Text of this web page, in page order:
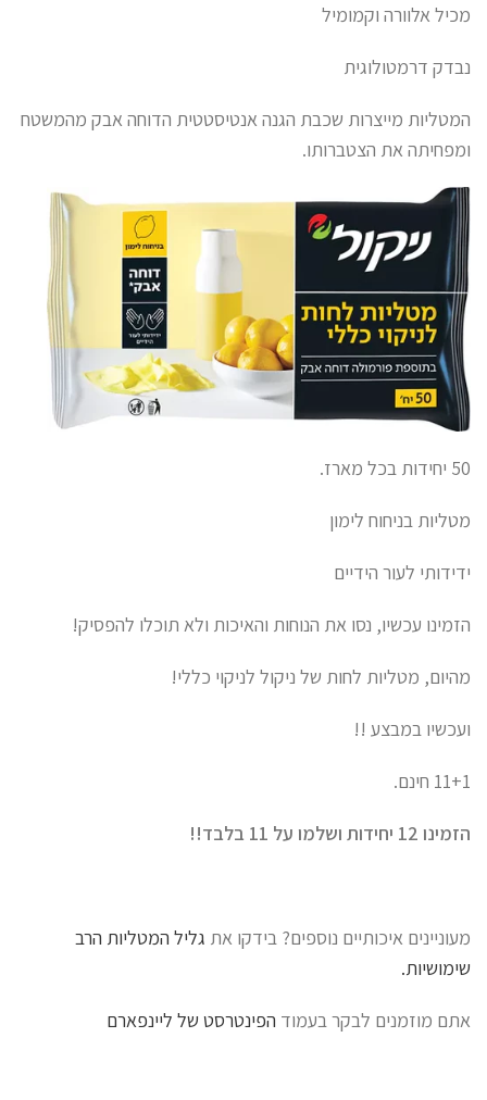
מכיל אלוורה וקמומיל
נבדק דרמטולוגית
המטליות מייצרות שכבת הגנה אנטיסטטית הדוחה אבק מהמשטח
ומפחיתה את הצטברותו.
50 יחידות בכל מארז.
מטליות בניחוח לימון
ידידותי לעור הידיים
הזמינו עכשיו, נסו את הנוחות והאיכות ולא תוכלו להפסיק!
מהיום, מטליות לחות של ניקול לניקוי כללי!
ועכשיו במבצע !!
11+1 חינם.
הזמינו 12 יחידות ושלמו על 11 בלבד!!
מעוניינים איכותיים נוספים? בידקו את גליל המטליות הרב
שימושיות.
אתם מוזמנים לבקר בעמוד הפינטרסט של ליינפארם